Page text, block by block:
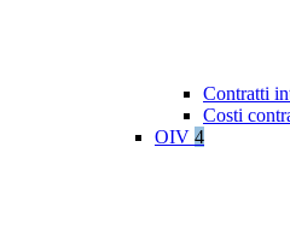
Contratti
Costi
OIV 4